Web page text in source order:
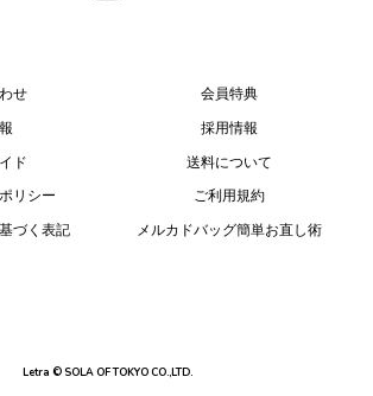
せ
ド
リシー
づく表記
会員特典
採用情報
送料について
ご利用規約
メルカドバッグ簡単お直し術
Letra © SOLA OF TOKYO CO.,LTD.